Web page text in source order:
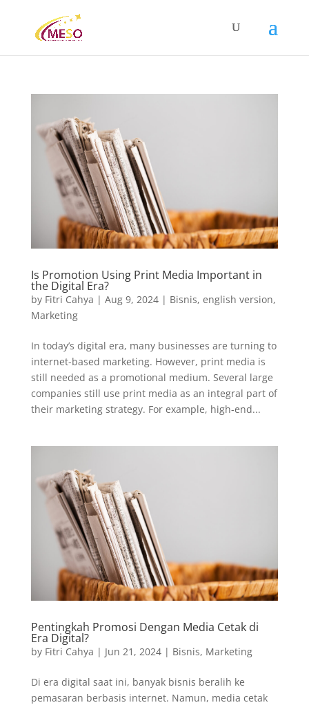
Is Promotion Using Print Media Important in
the Digital Era?
by Fitri Cahya | Aug 9, 2024| Bisnis, english version,
Marketing
In today’s digital era, many businesses are turning to
internet-based marketing. However, print media is
still needed as a promotional medium. Several large
companies still use print media as an integral part of
their marketing strategy. For example, high-end...
Pentingkah Promosi Dengan Media Cetak di
Era Digital?
by Fitri Cahya | Jun 21, 2024| Bisnis, Marketing
Di era digital saat ini, banyak bisnis beralih ke
pemasaran berbasis internet. Namun, media cetak